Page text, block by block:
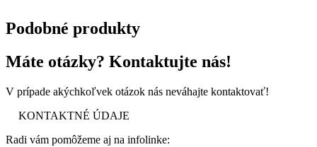
Podobné produkty
Máte otázky? Kontaktujte nás!
V prípade akýchkoľvek otázok nás neváhajte kontaktovať!
KONTAKTNÉ ÚDAJE
Radi vám pomôžeme aj na infolinke: